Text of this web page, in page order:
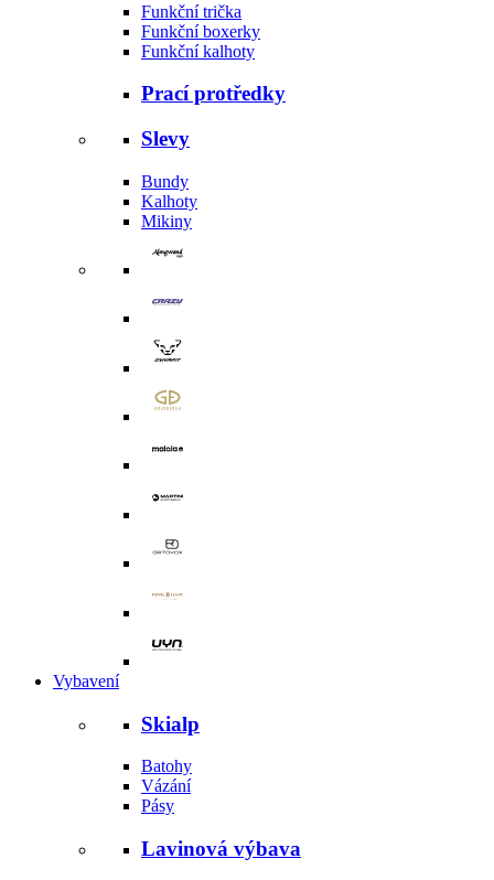
Funkční trička
Funkční boxerky
Funkční kalhoty
Prací protředky
Slevy
Bundy
Kalhoty
Mikiny
Vybavení
Skialp
Batohy
Vázání
Pásy
Lavinová výbava